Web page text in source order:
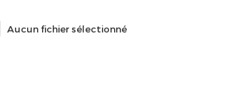
Aucun fichier sélectionné